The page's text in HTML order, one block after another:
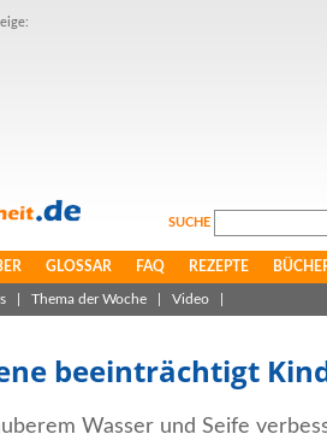
SUCHE
GLOSSAR FAQ REZEPTE
Thema der Woche Video
beeinträchtigt
Wasser und Seife